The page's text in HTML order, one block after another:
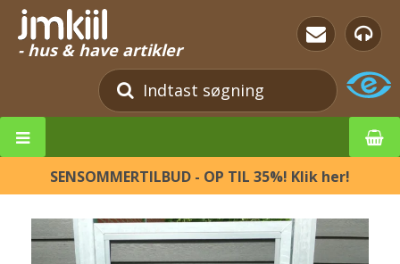
- hus & have artikler
SENSOMMERTILBUD - OP TIL 35%! Klik her!